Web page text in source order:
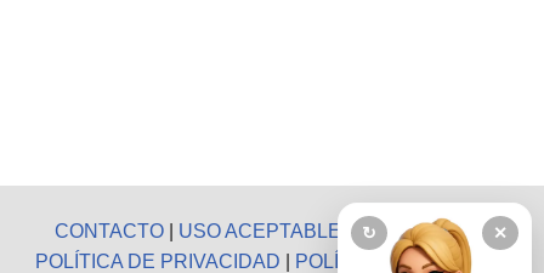
CONTACTO USO ACEPTABLE | AVISO LEGAL
|
POLÍTICA DE PRIVACIDAD
POLÍTICA DE COOKIES
↻ ✕